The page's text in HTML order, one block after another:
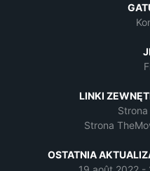
LINKI
Strona
OSTATNIA